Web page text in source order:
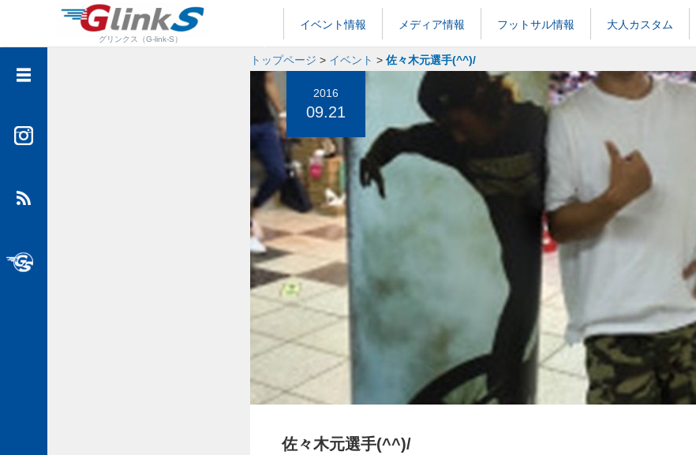
グリンクス（G-link-S）
イベント情報 メディア情報 フットサル情報 大人カスタム
イベント情報
フットサル情報
SUVといえばグッドスピード
トップページ > イベント > 佐々木元選手(^^)/
2016
09.21
佐々木元選手(^^)/